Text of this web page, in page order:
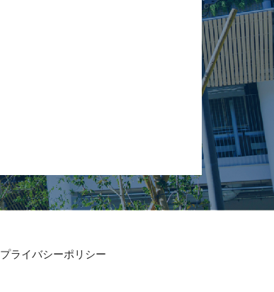
プライバシーポリシー